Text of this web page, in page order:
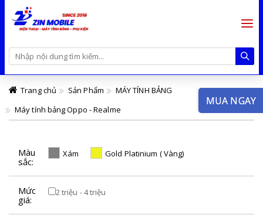
Trang chủ Sản Phẩm
MÁY TÍNH BẢNG
Máy tính bảng Oppo - Realme
Màu
sắc:
Xám Gold Platinium ( Vàng)
Mức
giá:
2 triệu - 4 triệu
MUA NGAY